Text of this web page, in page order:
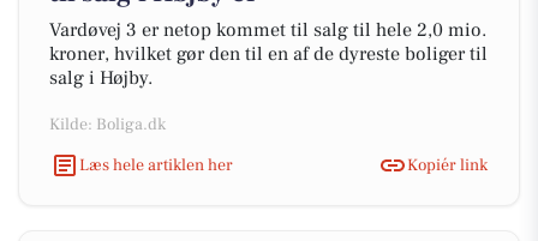
Vardøvej 3 er netop kommet til salg til hele 2,0 mio.
kroner, hvilket gør den til en af de dyreste boliger til
salg i Højby.
Kilde: Boliga.dk
Læs hele artiklen her
Kopiér link